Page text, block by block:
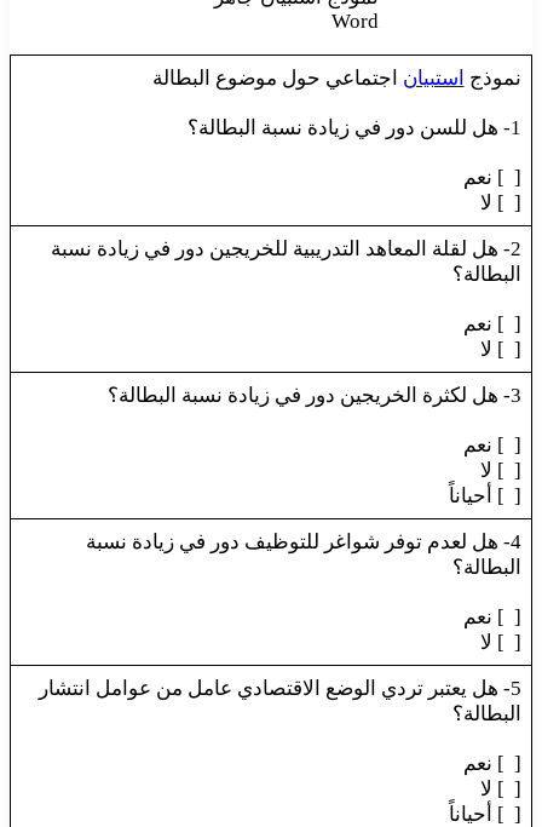
Word
نموذج استبيان اجتماعي حول موضوع البطالة
1- هل للسن دور في زيادة نسبة البطالة؟
[ ] نعم
[ ] لا
2- هل لقلة المعاهد التدريبية للخريجين دور في زيادة نسبة
البطالة؟
[ ] نعم
[ ] لا
3- هل لكثرة الخريجين دور في زيادة نسبة البطالة؟
[ ] نعم
[ ] لا
[ ] أحياناً
4- هل لعدم توفر شواغر للتوظيف دور في زيادة نسبة
البطالة؟
[ ] نعم
[ ] لا
5- هل يعتبر تردي الوضع الاقتصادي عامل من عوامل انتشار
البطالة؟
[ ] نعم
[ ] لا
[ ] أحياناً